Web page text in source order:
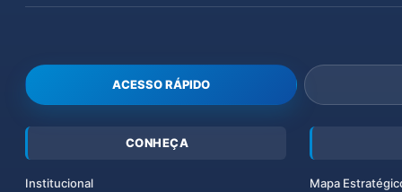
ACESSO RÁPIDO
CONHEÇA
Institucional Mapa